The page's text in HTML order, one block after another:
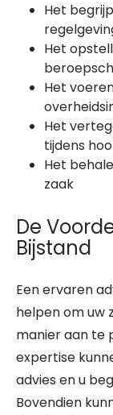
Het
Het
Het
Het
tijdens
Het
zaak
De
Bijstand
Een ervaren
helpen om uw
manier aan te
expertise
advies en u
Bovendien